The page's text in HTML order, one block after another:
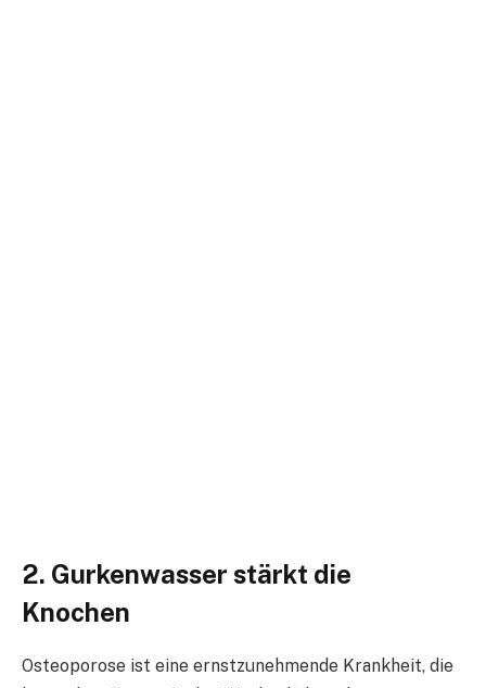
2. Gurkenwasser stärkt die
Knochen
Osteoporose ist eine ernstzunehmende Krankheit, die